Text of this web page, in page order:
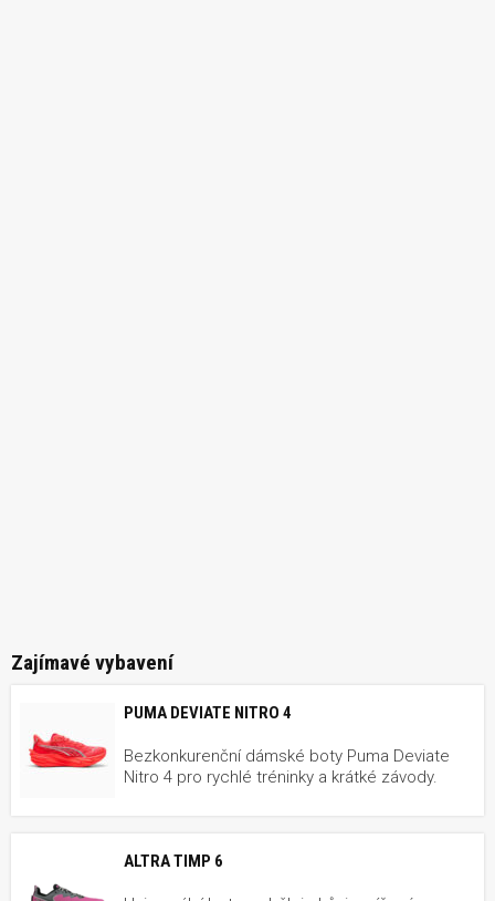
Zajímavé vybavení
PUMA DEVIATE NITRO 4
Bezkonkurenční dámské boty Puma Deviate
Nitro 4 pro rychlé tréninky a krátké závody.
ALTRA TIMP 6